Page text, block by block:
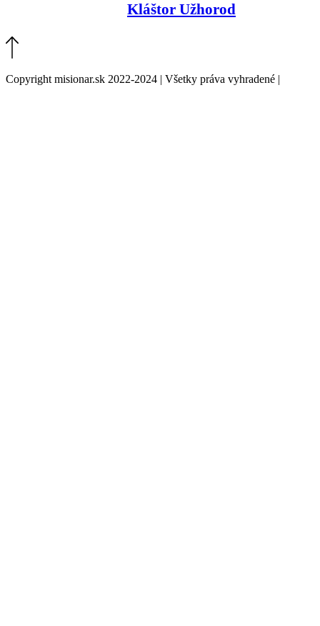
Kláštor Užhorod
Copyright misionar.sk 2022-2024 | Všetky práva vyhradené |